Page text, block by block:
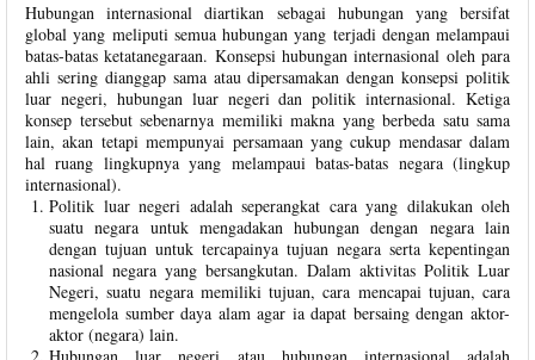
Hubungan internasional diartikan sebagai hubungan yang bersifat
global yang meliputi semua hubungan yang terjadi dengan melampaui
batas-batas ketatanegaraan. Konsepsi hubungan internasional oleh para
ahli sering dianggap sama atau dipersamakan dengan konsepsi politik
luar negeri, hubungan luar negeri dan politik internasional. Ketiga
konsep tersebut sebenarnya memiliki makna yang berbeda satu sama
lain, akan tetapi mempunyai persamaan yang cukup mendasar dalam
hal ruang lingkupnya yang melampaui batas-batas negara (lingkup
internasional).
Politik luar negeri adalah seperangkat cara yang dilakukan oleh
suatu negara untuk mengadakan hubungan dengan negara lain
dengan tujuan untuk tercapainya tujuan negara serta kepentingan
nasional negara yang bersangkutan. Dalam aktivitas Politik Luar
Negeri, suatu negara memiliki tujuan, cara mencapai tujuan, cara
mengelola sumber daya alam agar ia dapat bersaing dengan aktor-
aktor (negara) lain.